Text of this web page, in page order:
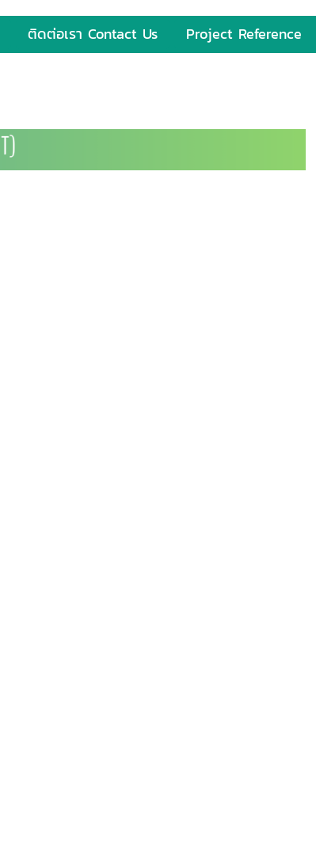
ติดต่อเรา Contact Us
Project Reference